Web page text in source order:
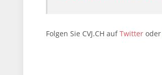
Folgen Sie CVJ.CH aufTwitter oder